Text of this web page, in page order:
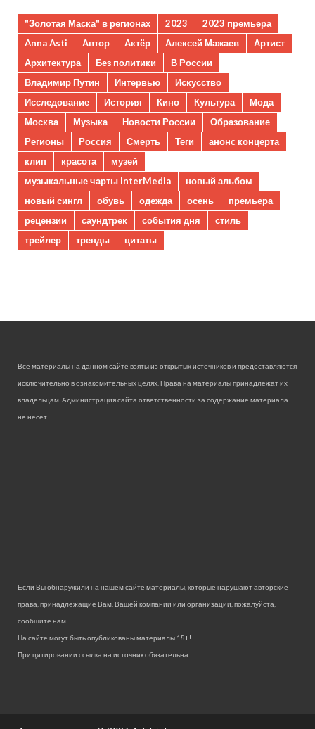
"Золотая Маска" в регионах 2023
2023 премьера
Anna Asti
Автор Актёр Алексей Мажаев
Артист
Архитектура
Без политики
В России
Владимир Путин
Интервью
Искусство
Исследование
История Кино Культура
Мода
Москва
Музыка Новости России
Образование
Регионы
Россия Смерть Теги
анонс концерта
клип
красота
музей
музыкальные чарты InterMedia
новый альбом
новый сингл
обувь одежда осень
премьера
рецензии
саундтрек события дня
стиль
трейлер
тренды цитаты
Все материалы на данном сайте взяты из открытых источников и предоставляются
исключительно в ознакомительных целях. Права на материалы принадлежат их
владельцам. Администрация сайта ответственности за содержание материала
не несет.
Если Вы обнаружили на нашем сайте материалы, которые нарушают авторские
права, принадлежащие Вам, Вашей компании или организации, пожалуйста,
сообщите нам.
На сайте могут быть опубликованы материалы 18+!
При цитировании ссылка на источник обязательна.